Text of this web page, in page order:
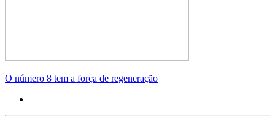
O número 8 tem a força de regeneração